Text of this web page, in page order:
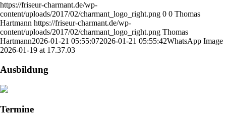
https://friseur-charmant.de/wp-
content/uploads/2017/02/charmant_logo_right.png 0 0 Thomas
Hartmann https://friseur-charmant.de/wp-
content/uploads/2017/02/charmant_logo_right.png Thomas
Hartmann2026-01-21 05:55:072026-01-21 05:55:42WhatsApp Image
2026-01-19 at 17.37.03
Ausbildung
Termine